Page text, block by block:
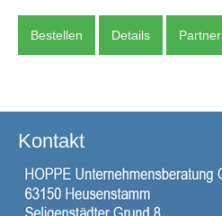
Bestellen Details Partner
Kontakt